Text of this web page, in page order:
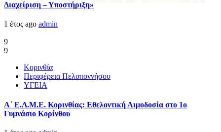
Διαχείριση – Υποστήριξη»
1 έτος ago admin
9
9
Κορινθία
Περιφέρεια Πελοποννήσου
ΥΓΕΙΑ
Α΄ Ε.Λ.Μ.Ε. Κορινθίας: Εθελοντική Αιμοδοσία στο 1ο
Γυμνάσιο Κορίνθου